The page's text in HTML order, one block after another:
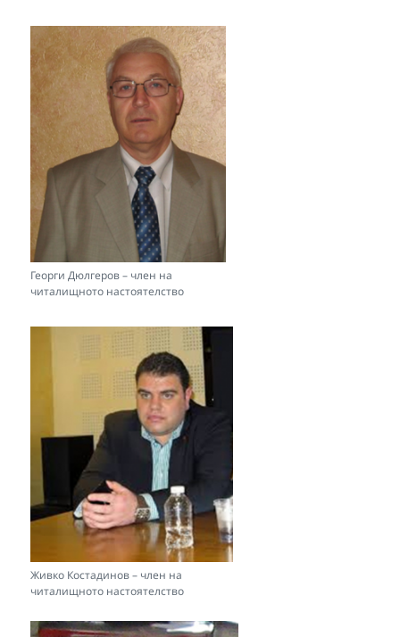
Георги Дюлгеров – член на
читалищното настоятелство
Живко Костадинов – член на
читалищното настоятелство